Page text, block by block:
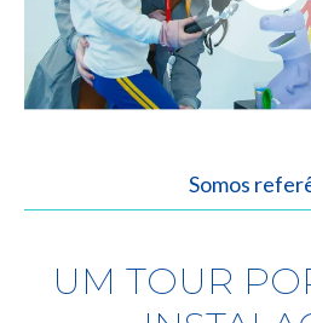
Somos
UM TOUR